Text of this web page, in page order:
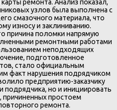
ремонта. Анализ показал,
узлов была выполнена с
смазочного материала, что
износу и заклиниванию.
причина поломки напрямую
ремонтными работами
неподходящих
подготовленное
стало официальным
факт нарушения подрядчиком
предприятию-заказчику
подрядчика, но и инициировать
простоем
ремонта.